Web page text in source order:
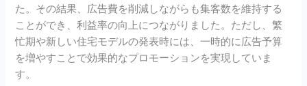
た。その結果、広告費を削減しながらも集客数を維持する
ことができ、利益率の向上につながりました。ただし、繁
忙期や新しい住宅モデルの発表時には、一時的に広告予算
を増やすことで効果的なプロモーションを実現していま
す。